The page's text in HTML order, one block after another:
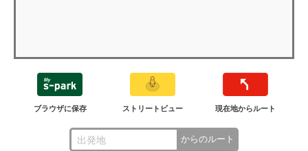
ブラウザに保存 ストリートビュー 現在地からルート
からのルート